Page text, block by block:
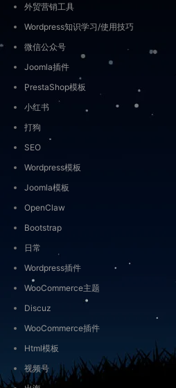
外贸营销工具
Wordpress知识学习/使用技巧
微信公众号
Joomla插件
PrestaShop模板
小红书
打狗
SEO
Wordpress模板
Joomla模板
OpenClaw
Bootstrap
日常
Wordpress插件
WooCommerce主题
Discuz
WooCommerce插件
Html模板
视频号